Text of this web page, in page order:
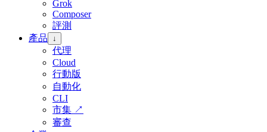
Grok
Composer
評測
產品
↓
代理
Cloud
行動版
自動化
CLI
市集 ↗
審查